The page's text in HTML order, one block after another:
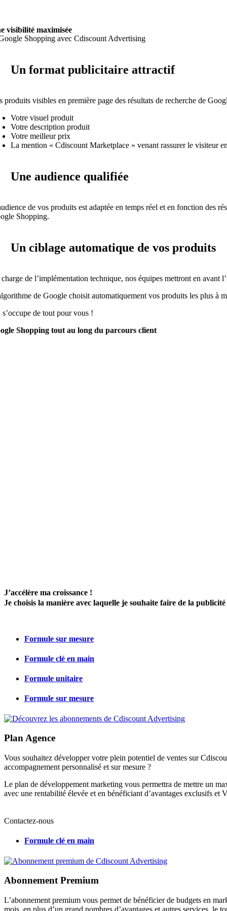
visibilité maximisée
Un format publicitaire attractif
produits visibles en première page des résultats de recherche de
Votre visuel produit
Votre description produit
Votre meilleur prix
La mention « Cdiscount Marketplace » venant rassurer le visiteur
Une audience qualifiée
de vos produits est adaptée en temps réel et en fonction des
Shopping.
Un ciblage automatique de vos produits
de l’implémentation technique, nos équipes mettront en avant
de Google choisit automatiquement vos produits les plus à
s’occupe de tout pour vous !
Shopping tout au long du parcours client
J’accélère ma croissance !
Je choisis la manière avec laquelle je souhaite faire de la publicité
Formule sur mesure
Formule clé en main
Formule unitaire
Formule sur mesure
Plan Agence
Vous souhaitez développer votre plein potentiel de ventes sur
accompagnement personnalisé et sur mesure ?
Le plan de développement marketing vous permettra de mettre un
avec une rentabilité élevée et en bénéficiant d’avantages exclusifs et
Contactez-nous
Formule clé en main
Abonnement Premium
L’abonnement premium vous permet de bénéficier de budgets en